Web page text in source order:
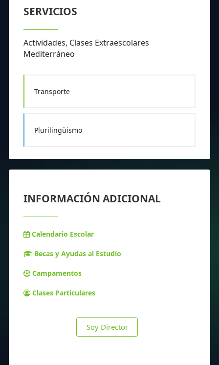
SERVICIOS
Actividades, Clases Extraescolares
Mediterráneo
Transporte
Plurilingüismo
INFORMACIÓN ADICIONAL
Calendario Escolar
Becas y Ayudas al Estudio
Campamentos
Clases Particulares
Soy Director